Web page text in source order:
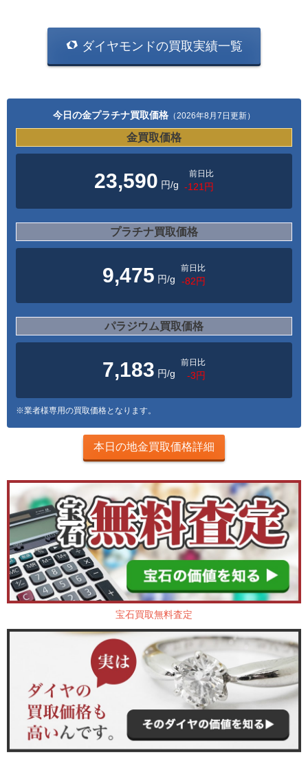
ダイヤモンドの買取実績一覧
今日の金プラチナ買取価格 （2026年8月7日更新）
金買取価格
23,590 円/g
前日比
-121円
プラチナ買取価格
9,475 円/g
前日比
-82円
パラジウム買取価格
7,183 円/g
前日比
-3円
※業者様専用の買取価格となります。
本日の地金買取価格詳細
宝石買取無料査定